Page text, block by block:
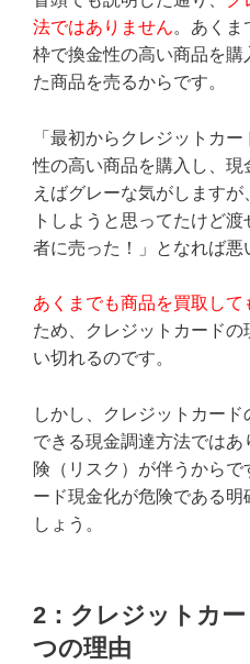
法ではありません。あくま
枠で換金性の高い商品を
た商品を売るからです。
「最初からクレジットカ
性の高い商品を購入し、
えばグレーな気がします
トしようと思ってたけど
者に売った！」となれば悪
あくまでも商品を買取して
ため、クレジットカード
い切れるのです。
しかし、クレジットカー
できる現金調達方法では
険（リスク）が伴うから
ード現金化が危険である明
しょう。
2：クレジットカ
つの理由